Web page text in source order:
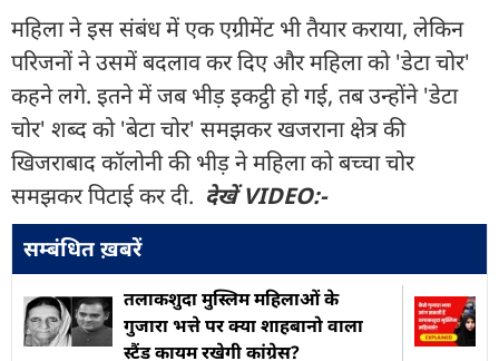
महिला ने इस संबंध में एक एग्रीमेंट भी तैयार कराया, लेकिन
परिजनों ने उसमें बदलाव कर दिए और महिला को 'डेटा चोर'
कहने लगे. इतने में जब भीड़ इकट्ठी हो गई, तब उन्होंने 'डेटा
चोर' शब्द को 'बेटा चोर' समझकर खजराना क्षेत्र की
खिजराबाद कॉलोनी की भीड़ ने महिला को बच्चा चोर
समझकर पिटाई कर दी. देखें VIDEO:-
सम्बंधित ख़बरें
तलाकशुदा मुस्लिम महिलाओं के
गुजारा भत्ते पर क्या शाहबानो वाला
स्टैंड कायम रखेगी कांग्रेस?